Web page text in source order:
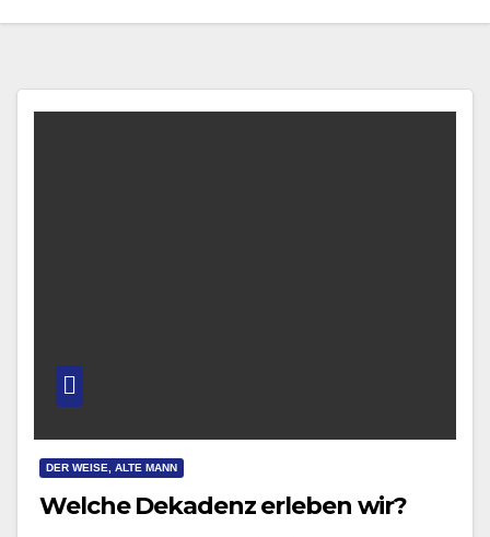
DER WEISE, ALTE MANN
Welche Dekadenz erleben wir?